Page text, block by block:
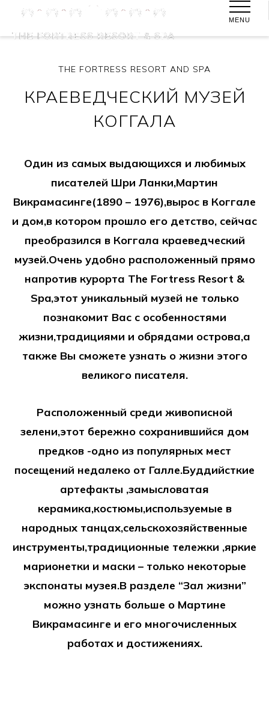
MENU
THE FORTRESS RESORT AND SPA
КРАЕВЕДЧЕСКИЙ МУЗЕЙ
КОГГАЛА
Один из самых выдающихся и любимых
писателей Шри Ланки,Мартин
Викрамасинге(1890 – 1976),вырос в Коггале
и дом,в котором прошло его детство, сейчас
преобразился в Коггала краеведческий
музей.Очень удобно расположенный прямо
напротив курорта The Fortress Resort &
Spa,этот уникальный музей не только
познакомит Вас с особенностями
жизни,традициями и обрядами острова,а
также Вы сможете узнать о жизни этого
великого писателя.
Расположенный среди живописной
зелени,этот бережно сохранившийся дом
предков -одно из популярных мест
посещений недалеко от Галле.Буддийсткие
артефакты ,замысловатая
керамика,костюмы,используемые в
народных танцах,сельскохозяйственные
инструменты,традиционные тележки ,яркие
марионетки и маски – только некоторые
экспонаты музея.В разделе “Зал жизни”
можно узнать больше о Мартине
Викрамасинге и его многочисленных
работах и достижениях.